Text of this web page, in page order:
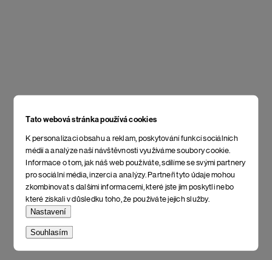
Tato webová stránka používá cookies
K personalizaci obsahu a reklam, poskytování funkcí sociálních
médií a analýze naší návštěvnosti využíváme soubory cookie.
Informace o tom, jak náš web používáte, sdílíme se svými partnery
pro sociální média, inzerci a analýzy. Partneři tyto údaje mohou
zkombinovat s dalšími informacemi, které jste jim poskytli nebo
které získali v důsledku toho, že používáte jejich služby.
Nastavení
Souhlasím